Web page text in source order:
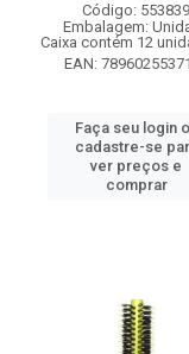
Código: 553839
Embalagem:
Caixa contém 12
EAN:
Faça seu login
cadastre-se
ver preços e
comprar